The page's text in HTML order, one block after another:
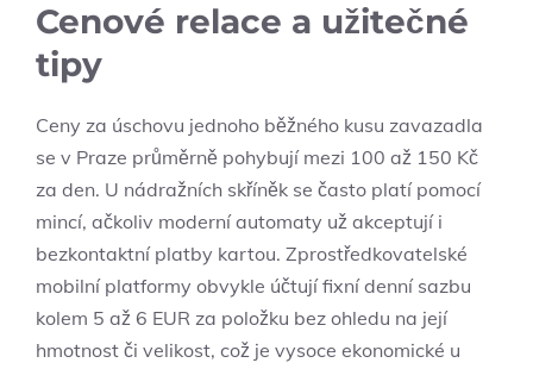
Cenové relace a užitečné
tipy
Ceny za úschovu jednoho běžného kusu zavazadla
se v Praze průměrně pohybují mezi 100 až 150 Kč
za den. U nádražních skříněk se často platí pomocí
mincí, ačkoliv moderní automaty už akceptují i
bezkontaktní platby kartou. Zprostředkovatelské
mobilní platformy obvykle účtují fixní denní sazbu
kolem 5 až 6 EUR za položku bez ohledu na její
hmotnost či velikost, což je vysoce ekonomické u